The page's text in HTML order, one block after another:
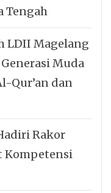
Tengah
LDII Magelang
Muda
Qur’an dan
Rakor
Kompetensi